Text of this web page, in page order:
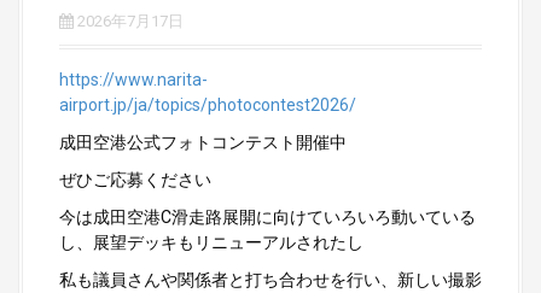
2026年7月17日
https://www.narita-
airport.jp/ja/topics/photocontest2026/
成田空港公式フォトコンテスト開催中
ぜひご応募ください
今は成田空港C滑走路展開に向けていろいろ動いている
し、展望デッキもリニューアルされたし
私も議員さんや関係者と打ち合わせを行い、新しい撮影